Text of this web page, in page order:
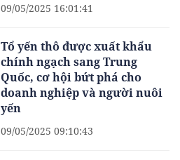
09/05/2025 16:01:41
Tổ yến thô được xuất khẩu
chính ngạch sang Trung
Quốc, cơ hội bứt phá cho
doanh nghiệp và người nuôi
yến
09/05/2025 09:10:43